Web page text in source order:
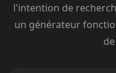
Pet Host 06
l'intention de
un générateur